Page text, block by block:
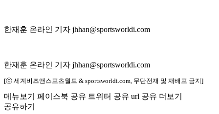
한재훈 온라인 기자 jhhan@sportsworldi.com
한재훈 온라인 기자 jhhan@sportsworldi.com
[ⓒ 세계비즈앤스포츠월드 & sportsworldi.com, 무단전재 및 재배포 금지]
메뉴보기 페이스북 공유 트위터 공유 url 공유 더보기
공유하기